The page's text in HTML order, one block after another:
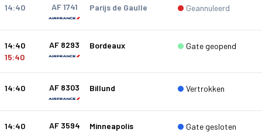
14:40 AF 1741 Parijs de Gaulle Geannuleerd
14:40
15:40
AF 8293 Bordeaux Gate geopend
14:40 AF 8303 Billund Vertrokken
14:40 AF 3594 Minneapolis Gate gesloten